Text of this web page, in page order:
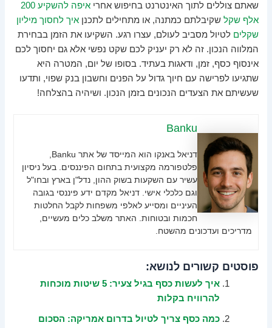
שאתם צוללים לתוך האינטרנט בחיפוש אחרי
איפה להשקיע 200
אלף שקל שקיבלתם כמתנה, או מתחילים לתכנןאיך לחסוך מיליון
שקלים לטיול מסביב לעולם, עצרו רגע. השקיעו את הזמן בבחירת
המלווה הנכון. זה לא רק יעניק לכם שקט נפשי אלא גם יחסוך לכם
אינסוף כסף, זמן, ודאגות בעתיד. בסופו של יום, המטרה היא
שתגיעו לפרישה עם חיוך גדול על הפנים וחשבון בנק שפוי, ותדעו
שעשיתם את הצעדים הנכונים בזמן הנכון. ושיהיה בהצלחה!
Banku
דניאל באנקו הוא המייסד של אתר Banku,
פלטפורמה מקצועית בתחום הפיננסים. בעל ניסיון
עשיר עם השקעות בשוק ההון, נדל"ן בארץ ובחו"ל
וגם כלכלי אישי. דניאל מקדם ידע פיננסי בגובה
העיניים ומסייע לאלפי משפחות לקבל החלטות
חכמות ובטוחות. האתר משלב כלים מעשיים,
מדריכים ועדכונים מהשטח.
פוסטים קשורים לנושא:
איך לעשות כסף בגיל צעיר: 5 שיטות מוכחות
להרוויח בקלות
כמה כסף צריך לטיול בדרום אמריקה: הסכום